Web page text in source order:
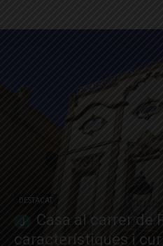
DESTACAT
Casa al carrer de
característiques i